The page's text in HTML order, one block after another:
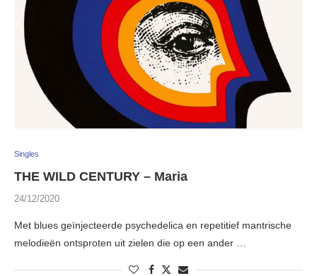
Singles
THE WILD CENTURY – Maria
24/12/2020
Met blues geïnjecteerde psychedelica en repetitief mantrische
melodieën ontsproten uit zielen die op een ander …